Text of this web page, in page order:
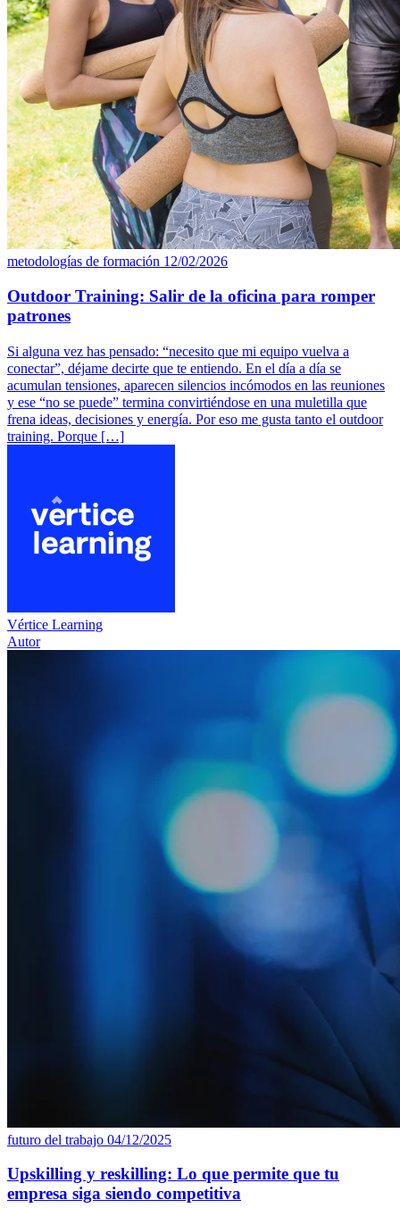
metodologías de formación 12/02/2026
Outdoor Training: Salir de la oficina para romper
patrones
Si alguna vez has pensado: “necesito que mi equipo vuelva a
conectar”, déjame decirte que te entiendo. En el día a día se
acumulan tensiones, aparecen silencios incómodos en las reuniones
y ese “no se puede” termina convirtiéndose en una muletilla que
frena ideas, decisiones y energía. Por eso me gusta tanto el outdoor
training. Porque […]
Vértice Learning
Autor
futuro del trabajo 04/12/2025
Upskilling y reskilling: Lo que permite que tu
empresa siga siendo competitiva